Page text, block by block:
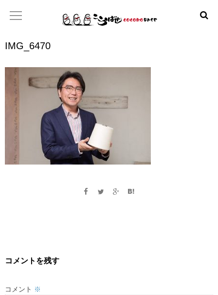
こころばせ
製品
お店
IMG_6470
コメントを残す
コメント ※